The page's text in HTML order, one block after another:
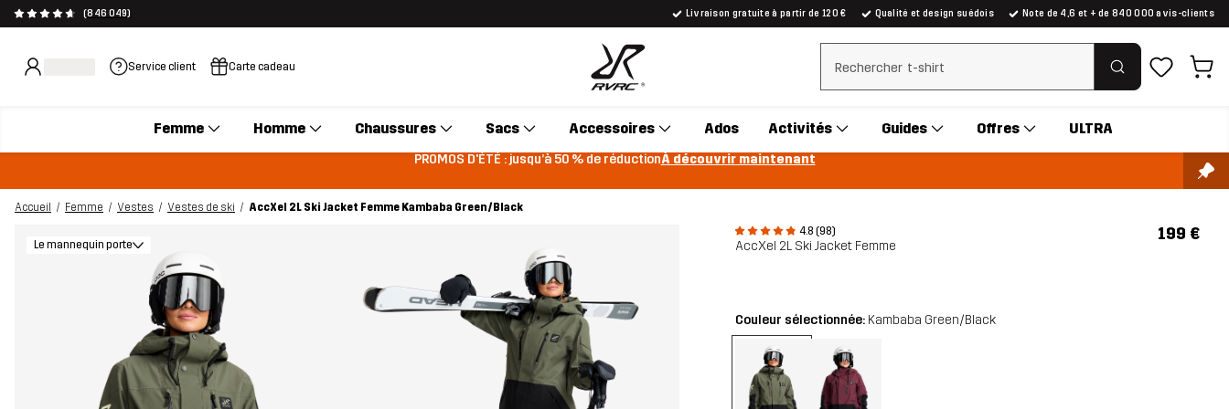
(846 049) Livraison gratuite à partir de 120 € Qualité et design suédois Note de 4,6 et + de 840 000 avis-clients
Service client Carte cadeau Effacer la recherche
Femme Homme Chaussures Sacs Accessoires Ados Activités Guides Offres ULTRA
PROMOS D'ÉTÉ : jusqu’à 50 % de réductionÀ découvrir maintenant
Accueil Femme Vestes Vestes de ski
AccXel 2L Ski Jacket Femme Kambaba Green/Black
4.8 (98)
AccXel 2L Ski Jacket Femme
199 €
Le mannequin porte
Couleur sélectionnée: Kambaba Green/Black